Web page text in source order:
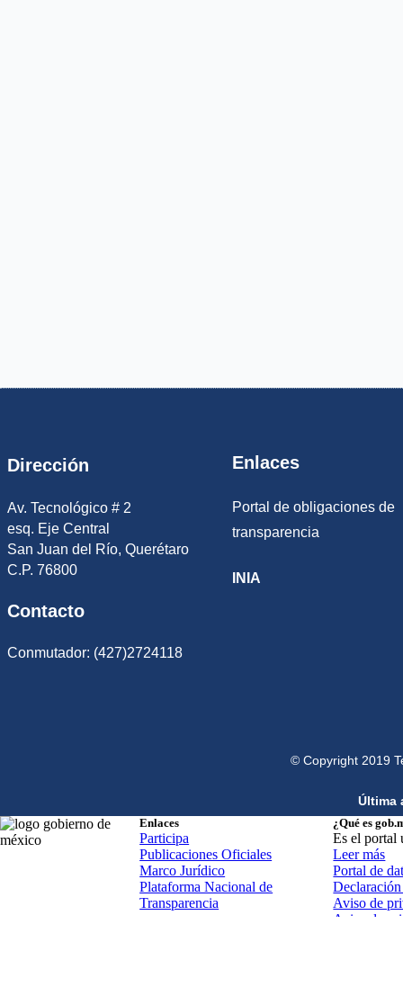
Dirección
Av. Tecnológico # 2
esq. Eje Central
San Juan del Río, Querétaro
C.P. 76800
Contacto
Conmutador: (427)2724118
Enlaces
Portal de obligaciones de
transparencia
INIA
© Copyright 2019
Última
Enlaces
Participa
Publicaciones Oficiales
Marco Jurídico
Plataforma Nacional de
Transparencia
¿Qué es
Es el portal
Leer más
Portal de
Aviso de
Aviso de